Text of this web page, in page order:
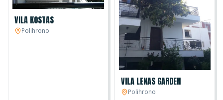
VILA KOSTAS
Polihrono
VILA LENAS GARDEN
Polihrono